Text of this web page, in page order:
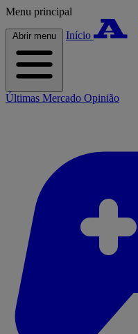
Menu principal
Abrir menu Início
Últimas Mercado Opinião